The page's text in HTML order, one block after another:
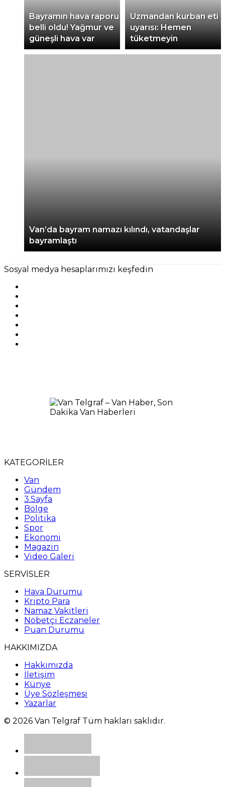
Bayramın hava raporu
belli oldu! Yağmur ve
güneşli hava var
Uzmandan kurban eti
uyarısı: Hemen
tüketmeyin
Van’da bayram namazı kılındı, vatandaşlar
bayramlaştı
Sosyal medya hesaplarımızı keşfedin
KATEGORİLER
Van
Gündem
3.Sayfa
Bölge
Politika
Spor
Ekonomi
Magazin
Video Galeri
SERVİSLER
Hava Durumu
Kripto Para
Namaz Vakitleri
Nöbetçi Eczaneler
Puan Durumu
HAKKIMIZDA
Hakkımızda
İletişim
Künye
Üye Sözleşmesi
Yazarlar
© 2026 Van Telgraf Tüm hakları saklıdır.